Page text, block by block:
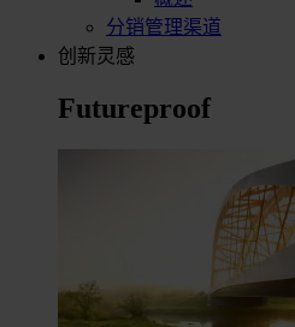
分销管理渠道
创新灵感
Futureproof